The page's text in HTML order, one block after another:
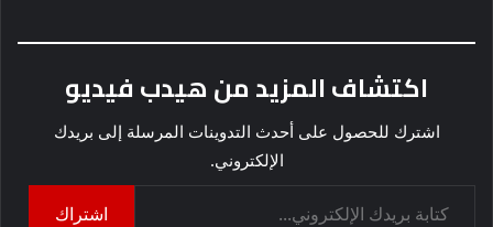
اكتشاف المزيد من هيدب فيديو
اشترك للحصول على أحدث التدوينات المرسلة إلى بريدك
الإلكتروني.
اشتراك